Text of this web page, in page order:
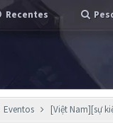
Recentes
Eventos [Việt Nam][sự